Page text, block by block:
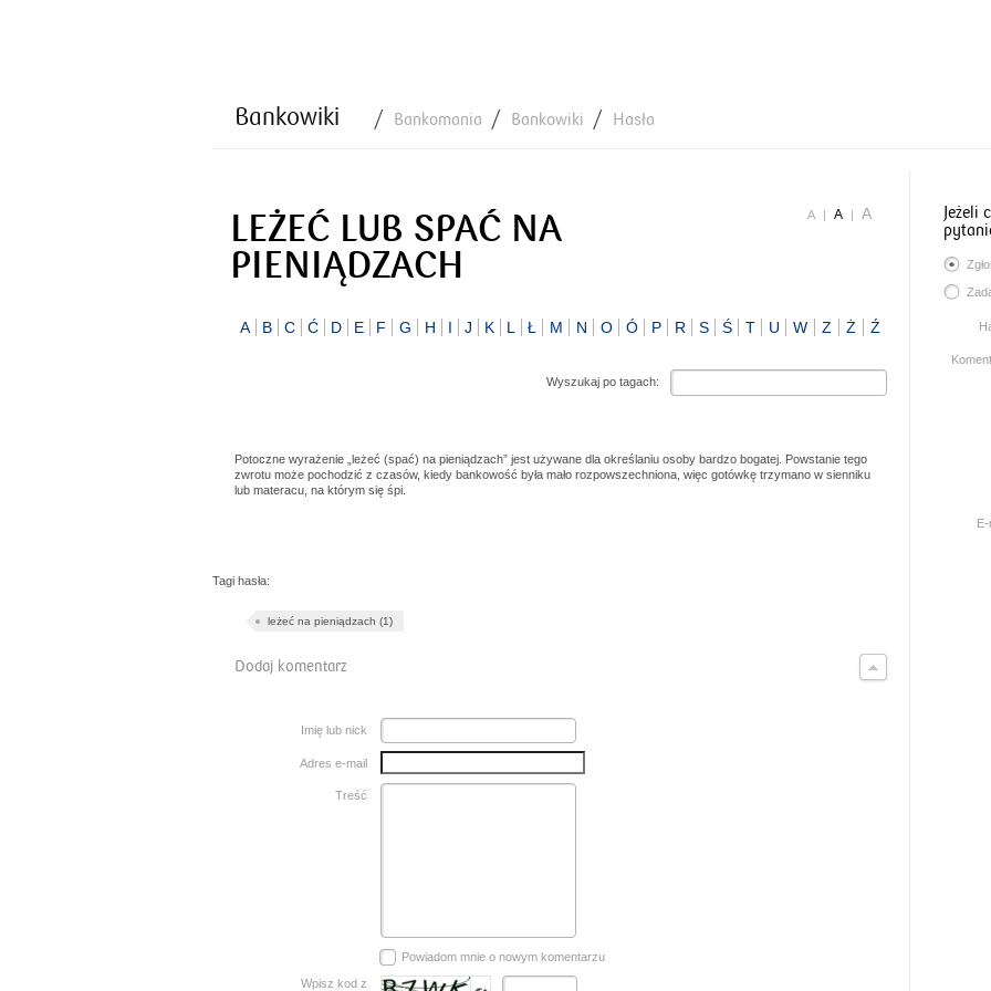
Bankowiki Bankomania Bankowiki Hasła
A | A | A
LEŻEĆ LUB SPAĆ NA
PIENIĄDZACH
A B C Ć D E F G H I J K L Ł M N O Ó P R S Ś T U W Z Ż Ź
Wyszukaj po tagach:
Potoczne wyrażenie „leżeć (spać) na pieniądzach” jest używane dla określaniu osoby bardzo bogatej. Powstanie tego
zwrotu może pochodzić z czasów, kiedy bankowość była mało rozpowszechniona, więc gotówkę trzymano w sienniku
lub materacu, na którym się śpi.
Tagi hasła:
leżeć na pieniądzach (1)
Dodaj komentarz
Imię lub nick
Adres e-mail
Treść
Powiadom mnie o nowym komentarzu
Wpisz kod z
Jeżeli
E-